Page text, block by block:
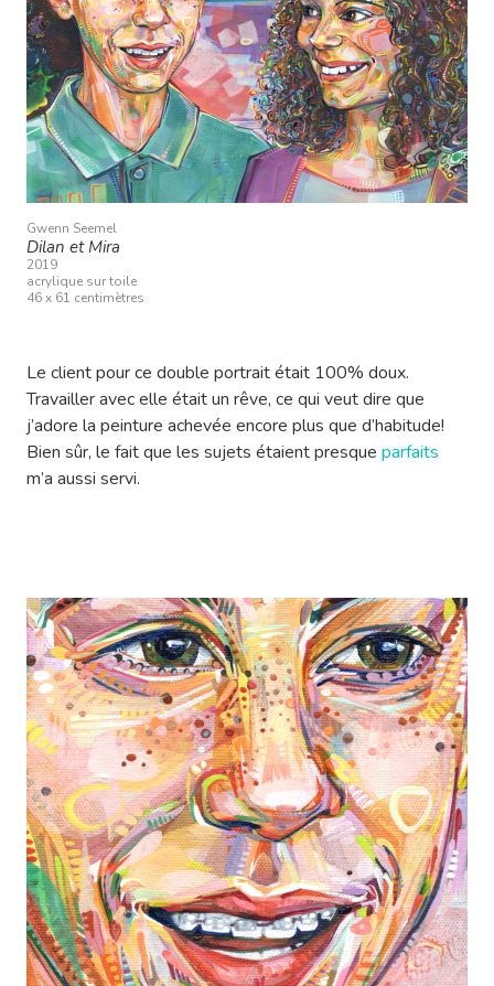
Gwenn Seemel
Dilan et Mira
2019
acrylique sur toile
46 x 61 centimètres
Le client pour ce double portrait était 100% doux.
Travailler avec elle était un rêve, ce qui veut dire que
j’adore la peinture achevée encore plus que d’habitude!
Bien sûr, le fait que les sujets étaient presque parfaits
m’a aussi servi.